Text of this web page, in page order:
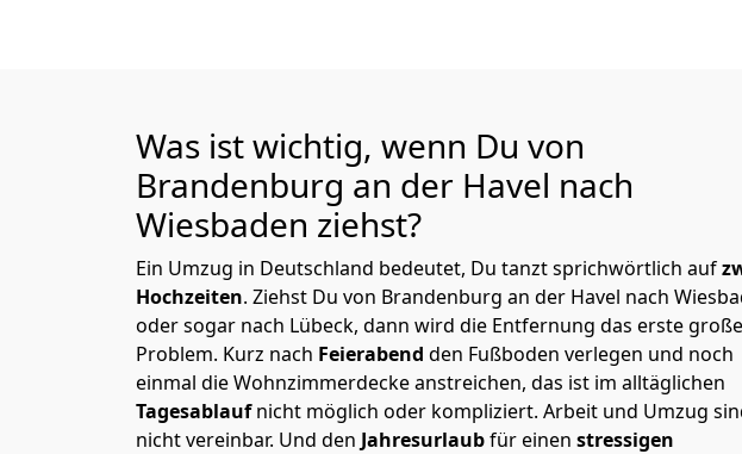
Was ist wichtig, wenn Du von
Brandenburg an der Havel nach
Wiesbaden ziehst?
Ein Umzug in Deutschland bedeutet, Du tanzt sprichwörtlich auf
Hochzeiten. Ziehst Du von Brandenburg an der Havel nach
oder sogar nach Lübeck, dann wird die Entfernung das erste große
Problem. Kurz nach Feierabend den Fußboden verlegen und noch
einmal die Wohnzimmerdecke anstreichen, das ist im alltäglichen
Tagesablaufnicht möglich oder kompliziert. Arbeit und Umzug
nicht vereinbar. Und den Jahresurlaubfür einen stressigen